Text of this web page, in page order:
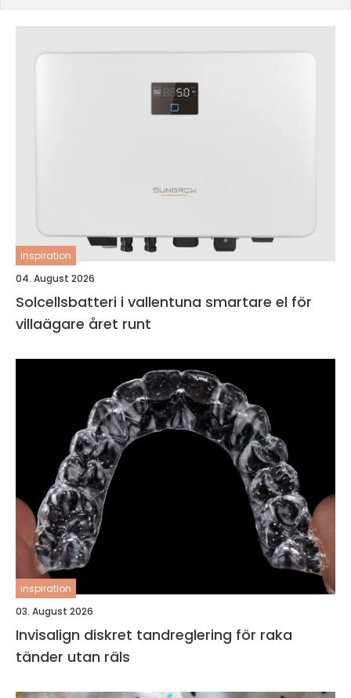
inspiration
04. August 2026
Solcellsbatteri i vallentuna smartare el för
villaägare året runt
inspiration
03. August 2026
Invisalign diskret tandreglering för raka
tänder utan räls